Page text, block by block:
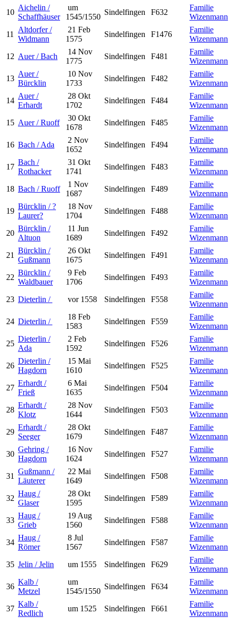
10
Aichelin /
Schaffhäuser
um
1545/1550
Sindelfingen F632
Familie
Wizenmann
11
Altdorfer /
Widmann
21 Feb
1575
Sindelfingen F1476
Familie
Wizenmann
12 Auer / Bach
14 Nov
1775
Sindelfingen F481
Familie
Wizenmann
13
Auer /
Bürcklin
10 Nov
1733
Sindelfingen F482
Familie
Wizenmann
14
Auer /
Erhardt
28 Okt
1702
Sindelfingen F484
Familie
Wizenmann
15 Auer / Ruoff
30 Okt
1678
Sindelfingen F485
Familie
Wizenmann
16 Bach / Ada
2 Nov
1652
Sindelfingen F494
Familie
Wizenmann
17
Bach /
Rothacker
31 Okt
1741
Sindelfingen F483
Familie
Wizenmann
18 Bach / Ruoff
1 Nov
1687
Sindelfingen F489
Familie
Wizenmann
19
Bürcklin / ?
Laurer?
18 Nov
1704
Sindelfingen F488
Familie
Wizenmann
20
Bürcklin /
Altuon
11 Jun
1689
Sindelfingen F492
Familie
Wizenmann
21
Bürcklin /
Gußmann
26 Okt
1675
Sindelfingen F491
Familie
Wizenmann
22
Bürcklin /
Waldbauer
9 Feb
1706
Sindelfingen F493
Familie
Wizenmann
23 Dieterlin / vor 1558 Sindelfingen F558
Familie
Wizenmann
24 Dieterlin /
18 Feb
1583
Sindelfingen F559
Familie
Wizenmann
25
Dieterlin /
Ada
2 Feb
1592
Sindelfingen F526
Familie
Wizenmann
26
Dieterlin /
Hagdorn
15 Mai
1610
Sindelfingen F525
Familie
Wizenmann
27
Erhardt /
Frieß
6 Mai
1635
Sindelfingen F504
Familie
Wizenmann
28
Erhardt /
Klotz
28 Nov
1644
Sindelfingen F503
Familie
Wizenmann
29
Erhardt /
Seeger
28 Okt
1679
Sindelfingen F487
Familie
Wizenmann
30
Gehring /
Hagdorn
16 Nov
1624
Sindelfingen F527
Familie
Wizenmann
31
Gußmann /
Läuterer
22 Mai
1649
Sindelfingen F508
Familie
Wizenmann
32
Haug /
Glaser
28 Okt
1595
Sindelfingen F589
Familie
Wizenmann
33
Haug /
Grieb
19 Aug
1560
Sindelfingen F588
Familie
Wizenmann
34
Haug /
Römer
8 Jul
1567
Sindelfingen F587
Familie
Wizenmann
35 Jelin / Jelin um 1555 Sindelfingen F629
Familie
Wizenmann
36
Kalb /
Metzel
um
1545/1550
Sindelfingen F634
Familie
Wizenmann
37
Kalb /
Redlich
um 1525 Sindelfingen F661
Familie
Wizenmann